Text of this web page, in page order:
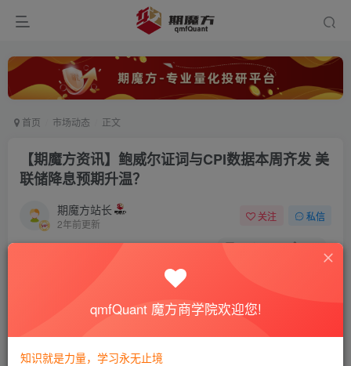
首页 市场动态 正文
【期魔方资讯】鲍威尔证词与CPI数据本周齐发 美
联储降息预期升温？
期魔方站长
2年前更新
关注 私信
0 5950 302
紧随其后公布备受关注的美国6月CPI数据，市场对于美联储
qmfQuant 魔方商学院欢迎您!
知识就是力量，学习永无止境